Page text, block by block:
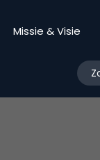
Missie & Visie